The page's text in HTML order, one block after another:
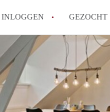
INLOGGEN GEZOCHT
How to translate
Wat is
Hoeveel kost het om
Wat is de